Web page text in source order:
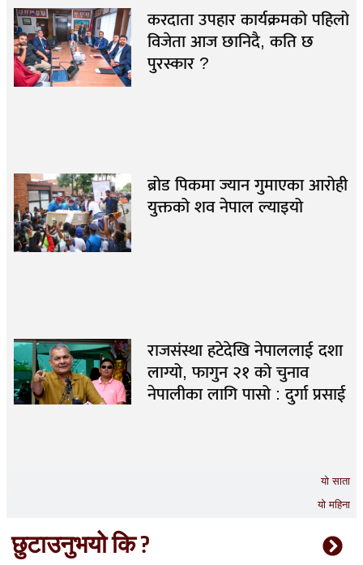
यो साता
यो महिना
करदाता उपहार कार्यक्रमको पहिलो
विजेता आज छानिदै, कति छ
पुरस्कार ?
ब्रोड पिकमा ज्यान गुमाएका आरोही
युक्तको शव नेपाल ल्याइयो
राजसंस्था हटेदेखि नेपाललाई दशा
लाग्यो, फागुन २१ को चुनाव
नेपालीका लागि पासो : दुर्गा प्रसाई
छुटाउनुभयो कि ?